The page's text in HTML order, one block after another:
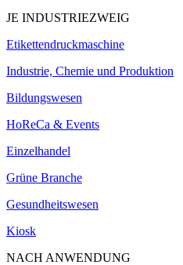
JE INDUSTRIEZWEIG
Etikettendruckmaschine
Industrie, Chemie und Produktion
Bildungswesen
HoReCa & Events
Einzelhandel
Grüne Branche
Gesundheitswesen
Kiosk
NACH ANWENDUNG